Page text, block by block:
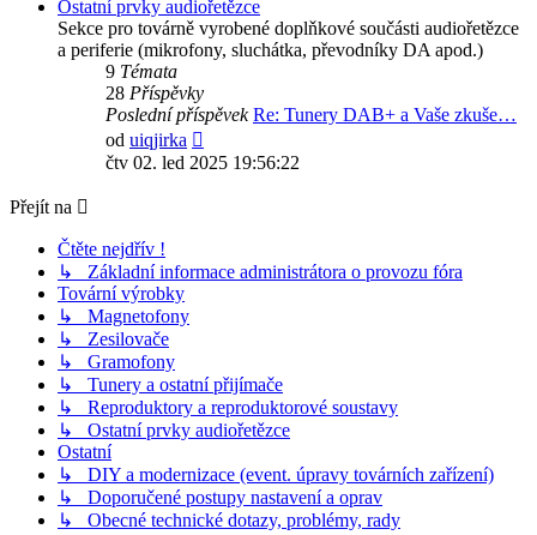
Ostatní prvky audiořetězce
Sekce pro továrně vyrobené doplňkové součásti audiořetězce
a periferie (mikrofony, sluchátka, převodníky DA apod.)
9 Témata
28 Příspěvky
Poslední příspěvek Re: Tunery DAB+ a Vaše zkuše…
od uiqjirka
poslední
čtv 02. led 2025 19:56:22
Přejít na
Čtěte nejdřív !
↳ Základní informace administrátora o provozu fóra
Tovární výrobky
↳ Magnetofony
↳ Zesilovače
↳ Gramofony
↳ Tunery a ostatní přijímače
↳ Reproduktory a reproduktorové soustavy
↳ Ostatní prvky audiořetězce
Ostatní
↳ DIY a modernizace (event. úpravy továrních zařízení)
↳ Doporučené postupy nastavení a oprav
↳ Obecné technické dotazy, problémy, rady